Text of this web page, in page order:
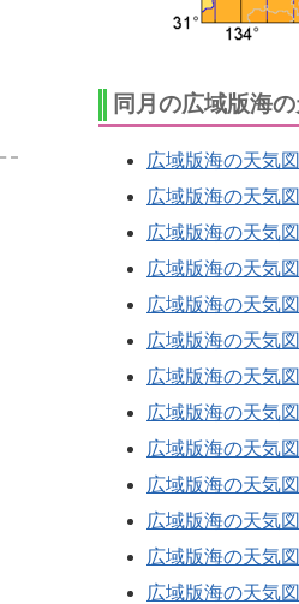
同月の広域版海
広域版海の天気
広域版海の天気
広域版海の天気
広域版海の天気
広域版海の天気
広域版海の天気
広域版海の天気
広域版海の天気
広域版海の天気
広域版海の天気
広域版海の天気
広域版海の天気
広域版海の天気